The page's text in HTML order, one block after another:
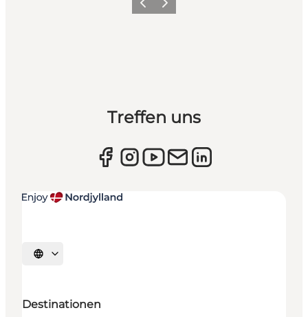
ZurückWeiter
Treffen uns
Sprache auswählen
Destinationen